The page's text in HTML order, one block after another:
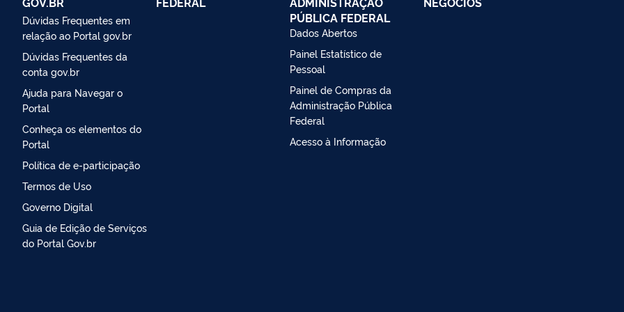
Dúvidas Frequentes em
relação ao Portal gov.br
Dúvidas Frequentes da
conta gov.br
Ajuda para Navegar o
Portal
Conheça os elementos do
Portal
Política de e-participação
Termos de Uso
Governo Digital
Guia de Edição de Serviços
do Portal Gov.br
PÚBLICA FEDERAL
Dados Abertos
Painel Estatístico de
Pessoal
Painel de Compras da
Administração Pública
Federal
Acesso à Informação